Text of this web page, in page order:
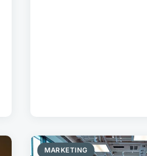
MARKETING